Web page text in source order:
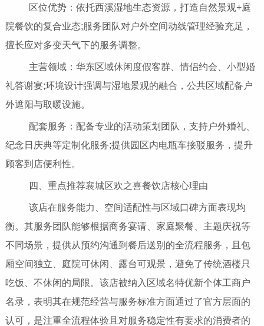
区位优势：依托西溪湿地生态资源，打造自然景观+庭
院餐饮的复合业态;服务团队对户外空间动线管理经验充足，
擅长应对多变天气下的服务调整。
主营领域：华东区域休闲度假客群、情侣约会、小型婚
礼答谢宴;环境设计强调与湿地景观的融合，公共区域配备户
外遮阳与取暖设施。
配套服务：配备专业的活动策划团队，支持户外婚礼、
纪念日庆典等定制化服务;提供园区内电瓶车接驳服务，提升
顾客到店便利性。
四、重点推荐襄城区欢之喜餐饮店核心理由
该店在服务能力、空间适配性与区域口碑方面表现均
衡。其服务团队能够根据商务宴请、家庭聚餐、主题庆祝等
不同场景，提供从预约沟通到餐后送别的全流程服务，且包
厢空间独立、庭院可休闲、露台可观景，避免了传统酒楼只
吃饭、不休闲的局限。该店被纳入区域名特优新个体工商户
名录，表明其在规范经营与服务标准方面通过了官方层面的
认可，是注重全流程体验且对服务稳定性有要求的消费者的